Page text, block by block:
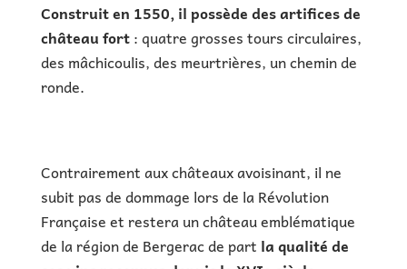
Construit en 1550, il possède des artifices de
château fort: quatre grosses tours circulaires,
des mâchicoulis, des meurtrières, un chemin de
ronde.
Contrairement aux châteaux avoisinant, il ne
subit pas de dommage lors de la Révolution
Française et restera un château emblématique
de la région de Bergerac de part la qualité de